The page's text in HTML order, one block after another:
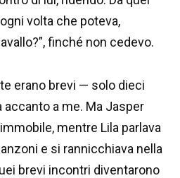
volta che poteva,
finché non cedevo.
erano brevi — solo dieci
a me. Ma Jasper
mentre Lila parlava
e si rannicchiava nella
brevi incontri diventarono